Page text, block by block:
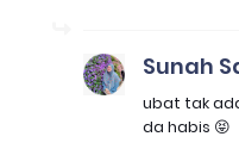
Sunah
ubat tak
da habis 😝